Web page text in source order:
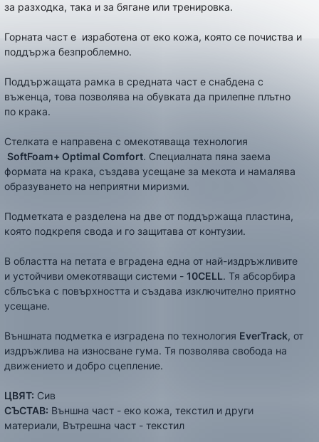
за разходка, така и за бягане или тренировка.
Горната част е изработена от еко кожа, която се почиства и
поддържа безпроблемно.
Поддържащата рамка в средната част е снабдена с
въженца, това позволява на обувката да прилепне плътно
по крака.
Стелката е направена с омекотяваща технология
SoftFoam+ Optimal Comfort. Специалната пяна заема
формата на крака, създава усещане за мекота и намалява
образуването на неприятни миризми.
Подметката е разделена на две от поддържаща пластина,
която подкрепя свода и го защитава от контузии.
В областта на петата е вградена една от най-издръжливите
и устойчиви омекотяващи системи - 10CELL. Тя абсорбира
сблъсъка с повърхността и създава изключително приятно
усещане.
Външната подметка е изградена по технология EverTrack, от
издръжлива на износване гума. Тя позволява свобода на
движението и добро сцепление.
ЦВЯТ: Сив
СЪСТАВ: Външна част - еко кожа, текстил и други
материали, Вътрешна част - текстил